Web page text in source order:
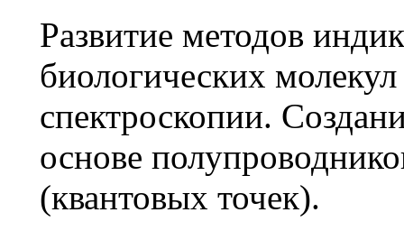
Развитие методов
биологических
спектроскопии.
основе
(квантовых точек).